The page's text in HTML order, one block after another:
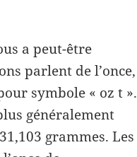
a peut-être
parlent de l’once,
symbole « oz t ».
généralement
grammes. Les